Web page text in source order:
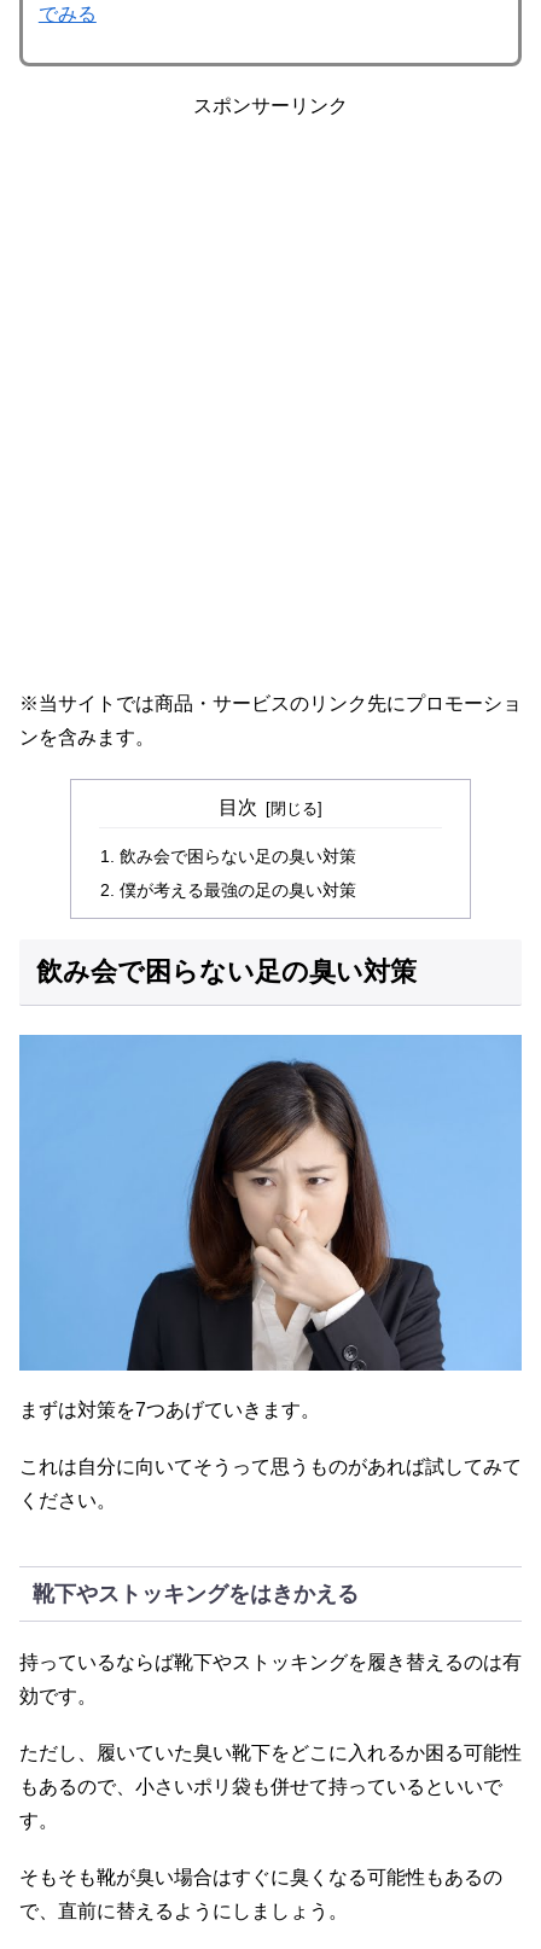
でみる
スポンサーリンク
※当サイトでは商品・サービスのリンク先にプロモーショ
ンを含みます。
目次
飲み会で困らない足の臭い対策
僕が考える最強の足の臭い対策
飲み会で困らない足の臭い対策
まずは対策を7つあげていきます。
これは自分に向いてそうって思うものがあれば試してみて
ください。
靴下やストッキングをはきかえる
持っているならば靴下やストッキングを履き替えるのは有
効です。
ただし、履いていた臭い靴下をどこに入れるか困る可能性
もあるので、小さいポリ袋も併せて持っているといいで
す。
そもそも靴が臭い場合はすぐに臭くなる可能性もあるの
で、直前に替えるようにしましょう。